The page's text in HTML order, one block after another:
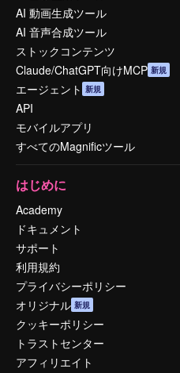
AI 動画生成ツール
AI 音声合成ツール
ストックコンテンツ
Claude/ChatGPT向けMCP 新規
エージェント 新規
API
モバイルアプリ
すべてのMagnificツール
はじめに
Academy
ドキュメント
サポート
利用規約
プライバシーポリシー
オリジナル 新規
クッキーポリシー
トラストセンター
アフィリエイト